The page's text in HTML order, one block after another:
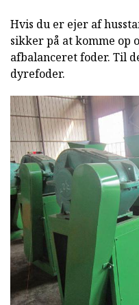
Hvis du er ejer af
sikker på at komme op
afbalanceret foder. Til
dyrefoder.